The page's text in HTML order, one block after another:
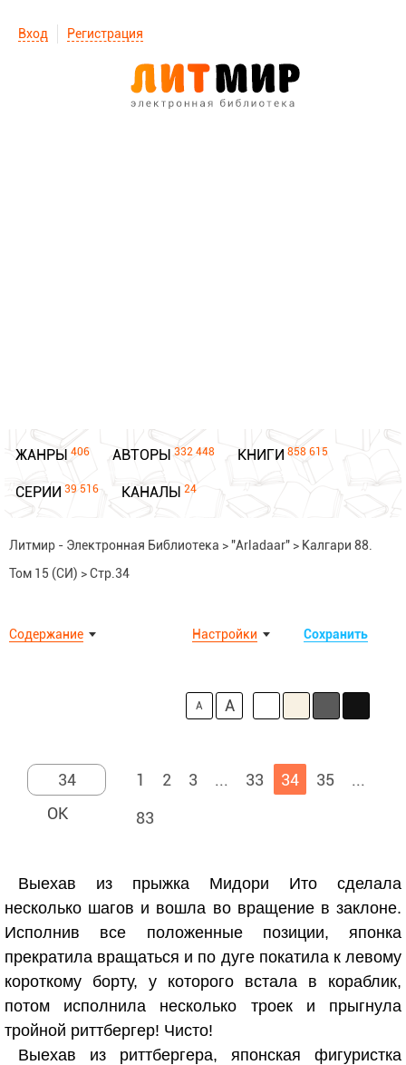
Вход Регистрация
ЖАНРЫ 406 АВТОРЫ 332 448 КНИГИ 858 615
СЕРИИ 39 516 КАНАЛЫ 24
Литмир - Электронная Библиотека >"Arladaar" > Калгари 88.
Том 15 (СИ) >Стр.34
Содержание Сохранить
Настройки
A A
1 2 3 ... 33 34 35
...
83
Выехав из прыжка Мидори Ито сделала
несколько шагов и вошла во вращение в заклоне.
Исполнив все положенные позиции, японка
прекратила вращаться и по дуге покатила к левому
короткому борту, у которого встала в кораблик,
потом исполнила несколько троек и прыгнула
тройной риттбергер! Чисто!
Выехав из риттбергера, японская фигуристка